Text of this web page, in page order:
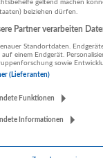
Salzburg
IT Infrastructure
21.07.2026,
Salzburg
geltend machen
beiziehen dürfen.
Partner verarbeiten
Standortdaten.
einem Endgerät.
sowie
(Lieferanten)
Funktionen
Informationen